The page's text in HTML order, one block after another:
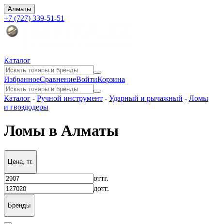
Алматы
+7 (727) 339-51-51
Каталог
ИзбранноеСравнениеВойтиКорзина
Каталог - Ручной инструмент - Ударный и рычажный - Ломы
и гвоздодеры
Ломы в Алматы
Цена, тг.
оттг.
дотг.
Бренды